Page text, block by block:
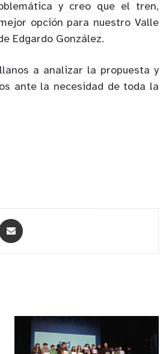
y creo que el tren,
opción para nuestro Valle
Edgardo González.
a analizar la propuesta y
ante la necesidad de toda la